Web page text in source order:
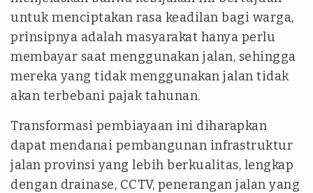
untuk menciptakan rasa keadilan bagi warga,
prinsipnya adalah masyarakat hanya perlu
membayar saat menggunakan jalan, sehingga
mereka yang tidak menggunakan jalan tidak
akan terbebani pajak tahunan.
Transformasi pembiayaan ini diharapkan
dapat mendanai pembangunan infrastruktur
jalan provinsi yang lebih berkualitas, lengkap
dengan drainase, CCTV, penerangan jalan yang